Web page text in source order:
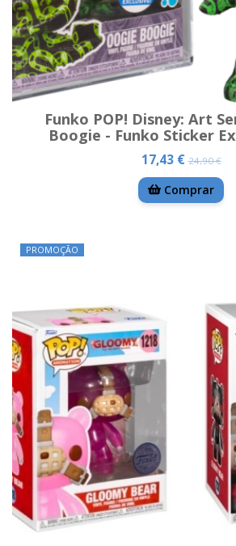
Funko POP! Disney: Art
Boogie - Funko Sticker
17,43 €24,90 €
Comprar
PROMOÇÃO